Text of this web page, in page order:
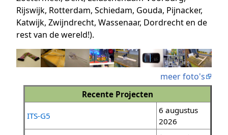
Rijswijk, Rotterdam, Schiedam, Gouda, Pijnacker,
Katwijk, Zwijndrecht, Wassenaar, Dordrecht en de
rest van de wereld!).
meer foto's
Recente Projecten
ITS-G5
6 augustus
2026